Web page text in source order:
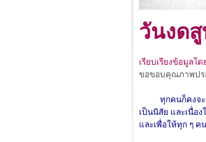
วันงด
เรียบเรียงข้อมูลโ
ขอขอบคุณภาพปร
ทุกคนก็คงจะรู้ถึ
เป็นนิสัย และเนื่อ
และเพื่อให้ทุก ๆ ค